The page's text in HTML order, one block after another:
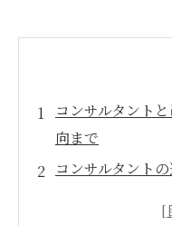
コンサルタント
向まで
コンサルタント